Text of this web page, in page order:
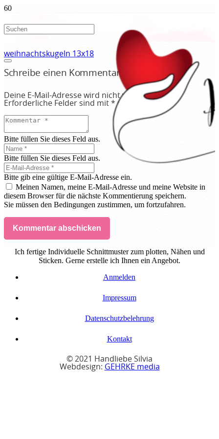
weihnachtskugeln 13x18
Schreibe einen Kommentar
Deine E-Mail-Adresse wird nicht veröffentlicht.
Erforderliche Felder sind mit *markiert
Bitte füllen Sie dieses Feld aus.
Bitte füllen Sie dieses Feld aus.
Bitte gib eine gültige E-Mail-Adresse ein.
Meinen Namen, meine E-Mail-Adresse und meine Website in
diesem Browser für die nächste Kommentierung speichern.
Sie müssen den Bedingungen zustimmen, um fortzufahren.
Kommentar abschicken
Ich fertige Individuelle Schnittmuster zum plotten, Nähen und
Sticken. Gerne erstelle ich Ihnen ein Angebot.
Anmelden
Impressum
Datenschutzbelehrung
Kontakt
© 2021 Handliebe Silvia
Webdesign: GEHRKE media